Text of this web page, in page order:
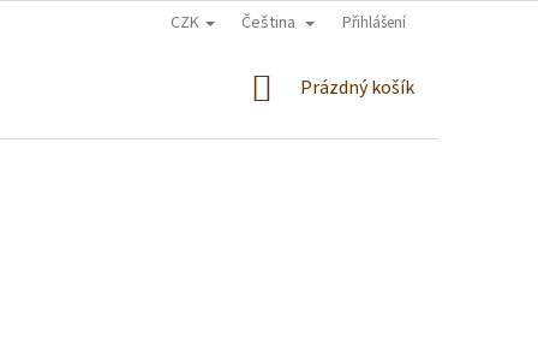
CZK Čeština Přihlášení
NÁKUPNÍ
Prázdný košík